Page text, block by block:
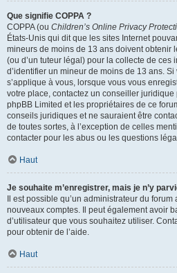
Que signifie COPPA ?
COPPA (ou Children’s Online Privacy
États-Unis qui dit que les sites Internet
mineurs de moins de 13 ans doivent obtenir
(ou d’un tuteur légal) pour la collecte de ces
d’identifier un mineur de moins de 13 ans.
s’applique à vous, lorsque vous vous
votre place, contactez un conseiller
phpBB Limited et les propriétaires de ce
conseils juridiques et ne sauraient être
de toutes sortes, à l’exception de celles
contacter pour les abus ou les questions
Haut
Je souhaite m’enregistrer, mais je n’y
Il est possible qu’un administrateur du
nouveaux comptes. Il peut également avoir
d’utilisateur que vous souhaitez utiliser.
pour obtenir de l’aide.
Haut